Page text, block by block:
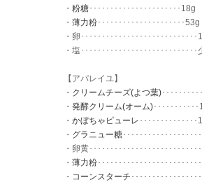
・ 粉糖･･････････････････････18g
・ 薄力粉･････････････････････53g
・卵････････････････････････････
・塩････････････････････････････
【アパレイユ】
・ クリームチーズ(よつ葉)････････
・ 発酵クリーム(オーム)･･････････
・ かぼちゃピューレ ･･････････････
・ グラニュー糖･･････････････････
・卵黄･･････････････････････････
・ 薄力粉････････････････････････
・ コーンスターチ ････････････････